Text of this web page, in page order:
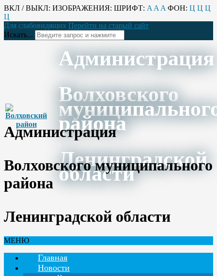
ВКЛ / ВЫКЛ: ИЗОБРАЖЕНИЯ: ШРИФТ: A A A ФОН: Ц Ц Ц
Ц
Для слабовидящих Перейти на старый сайт
Искать...
Администрация
Волховского
района
Ленинградской
области
Администрация
Волховского муниципального
района
Ленинградской области
МЕНЮ
Главная
Новости